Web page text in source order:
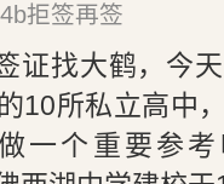
拒签再签
证找大鹤，今
10所私立高中
一个重要参考